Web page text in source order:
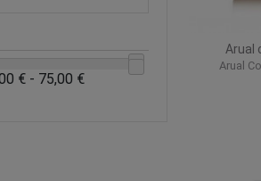
Arual
Arual
€ - 75,00 €